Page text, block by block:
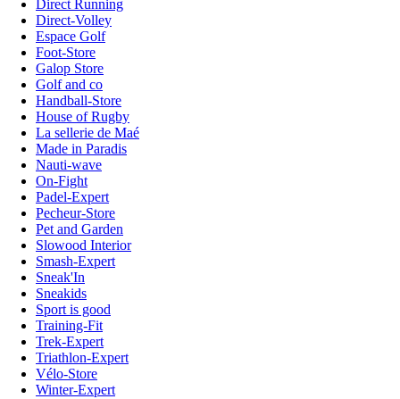
Direct Running
Direct-Volley
Espace Golf
Foot-Store
Galop Store
Golf and co
Handball-Store
House of Rugby
La sellerie de Maé
Made in Paradis
Nauti-wave
On-Fight
Padel-Expert
Pecheur-Store
Pet and Garden
Slowood Interior
Smash-Expert
Sneak'In
Sneakids
Sport is good
Training-Fit
Trek-Expert
Triathlon-Expert
Vélo-Store
Winter-Expert